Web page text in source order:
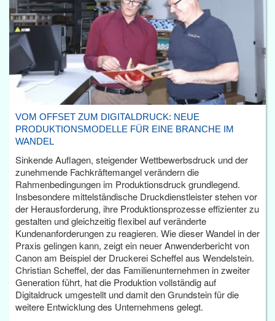
VOM OFFSET ZUM DIGITALDRUCK: NEUE
PRODUKTIONSMODELLE FÜR EINE BRANCHE IM
WANDEL
Sinkende Auflagen, steigender Wettbewerbsdruck und der
zunehmende Fachkräftemangel verändern die
Rahmenbedingungen im Produktionsdruck grundlegend.
Insbesondere mittelständische Druckdienstleister stehen vor
der Herausforderung, ihre Produktionsprozesse effizienter zu
gestalten und gleichzeitig flexibel auf veränderte
Kundenanforderungen zu reagieren. Wie dieser Wandel in der
Praxis gelingen kann, zeigt ein neuer Anwenderbericht von
Canon am Beispiel der Druckerei Scheffel aus Wendelstein.
Christian Scheffel, der das Familienunternehmen in zweiter
Generation führt, hat die Produktion vollständig auf
Digitaldruck umgestellt und damit den Grundstein für die
weitere Entwicklung des Unternehmens gelegt.